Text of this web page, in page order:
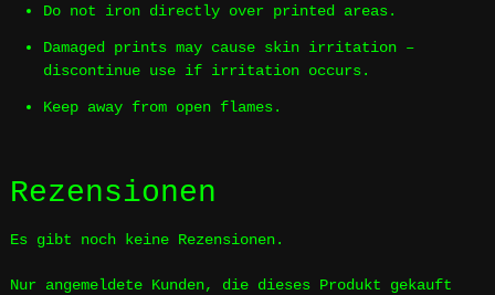
Do not iron directly over printed areas.
Damaged prints may cause skin irritation –
discontinue use if irritation occurs.
Keep away from open flames.
Rezensionen
Es gibt noch keine Rezensionen.
Nur angemeldete Kunden, die dieses Produkt gekauft